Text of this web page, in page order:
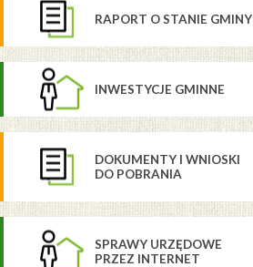
RAPORT O STANIE GMINY
INWESTYCJE GMINNE
DOKUMENTY I WNIOSKI
DO POBRANIA
SPRAWY URZĘDOWE
PRZEZ INTERNET